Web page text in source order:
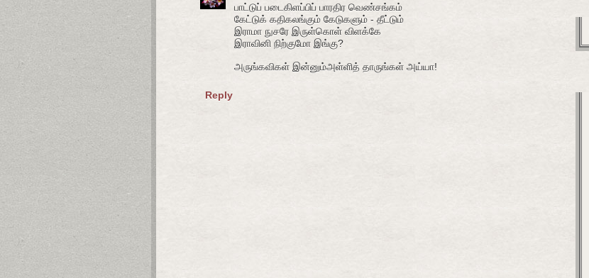
பாட்டுப் படைகிளப்பிப் பாரதிர வெண்சங்கம்
கேட்டுக் கதிகலங்கும் கேடுகளும் - தீட்டும்
இராமா நுசரே இருள்கொள் விளக்கே
இராவினி நிற்குமோ இங்கு?
அருங்கவிகள் இன்னும்அள்ளித் தாருங்கள் அய்யா!
Reply